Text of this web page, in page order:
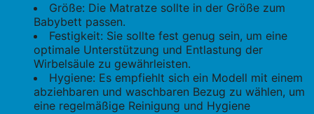
Größe: Die Matratze sollte in der Größe zum
Babybett passen.
Festigkeit: Sie sollte fest genug sein, um eine
optimale Unterstützung und Entlastung der
Wirbelsäule zu gewährleisten.
Hygiene: Es empfiehlt sich ein Modell mit einem
abziehbaren und waschbaren Bezug zu wählen, um
eine regelmäßige Reinigung und Hygiene